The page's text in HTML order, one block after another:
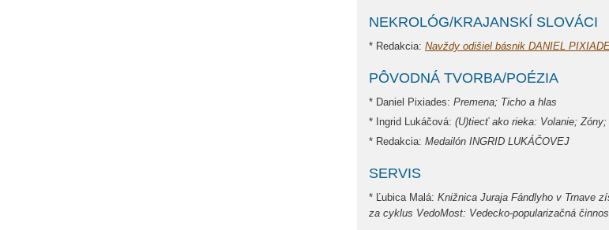
NEKROLÓG/KRAJANSKÍ SLOVÁCI
* Redakcia: Navždy odišiel básnik DANIEL
PÔVODNÁ TVORBA/POÉZIA
* Daniel Pixiades: Premena; Ticho a hlas
* Ingrid Lukáčová: (U)tiecť ako rieka: Volanie;Zóny;
* Redakcia: Medailón INGRID LUKÁČOVEJ
SERVIS
* Ľubica Malá: Knižnica Juraja Fándlyho v Trnave
za cyklus VedoMost: Vedecko-popularizačná